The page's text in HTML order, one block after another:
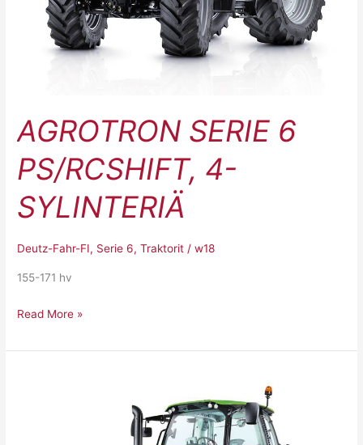
AGROTRON SERIE 6
PS/RCSHIFT, 4-
SYLINTERIÄ
Deutz-Fahr-FI, Serie 6,Traktorit /w18
155-171 hv
Read More »